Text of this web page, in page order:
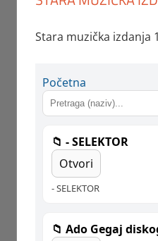
Stara muzička izdanja